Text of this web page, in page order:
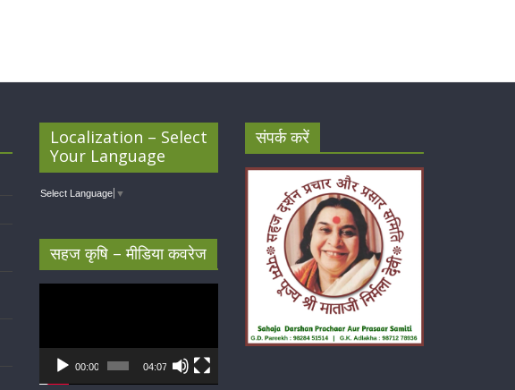
Localization – Select
Your Language
Select Language ▼
सहज कृषि – मीडिया कवरेज
00:00 04:07
संपर्क करें